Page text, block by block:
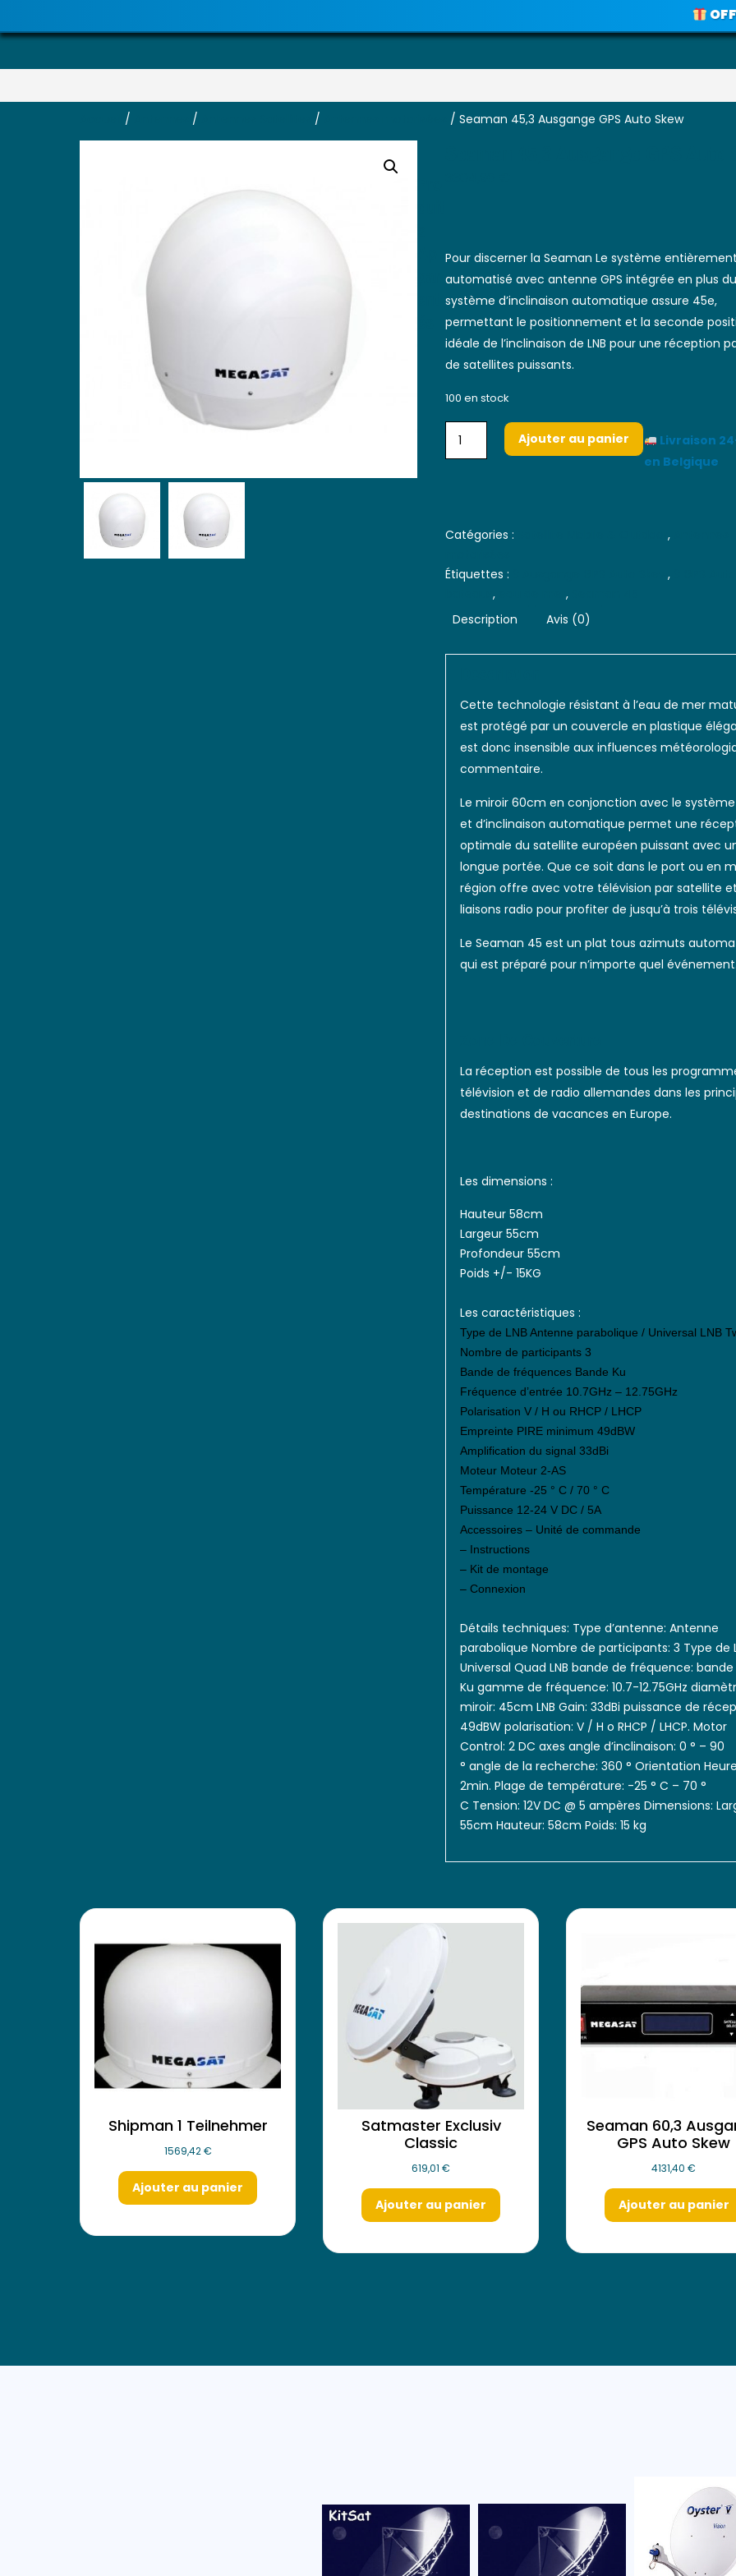
OFFRE
Voir les promos
/ / / / Seaman 45,3 Ausgange GPS Auto Skew
Pour discerner la Seaman Le système
automatisé avec antenne GPS intégrée en plus
système d’inclinaison automatique assure 45e,
permettant le positionnement et la seconde
idéale de l’inclinaison de LNB pour une réception
de satellites puissants.
100 en stock
Ajouter au panier
Livraison
en Belgique
Catégories : Satellite Mobile & Outdoor,
Étiquettes :
3 Ausgange GPS Auto Skew,
bateaux, eau de mer,
Description
Avis (0)
Cette technologie résistant à l’eau de mer
est protégé par un couvercle en plastique
est donc insensible aux influences
commentaire.
Le miroir 60cm en conjonction avec le système
et d’inclinaison automatique permet une
optimale du satellite européen puissant avec
longue portée.Que ce soit dans le port ou en
région offre avec votre télévision par satellite
liaisons radio pour profiter de jusqu’à trois
Le Seaman 45 est un plat tous azimuts
qui est préparé pour n’importe quel
La réception est possible de tous les
télévision et de radio allemandes dans les
destinations de vacances en Europe.
Les dimensions :
Hauteur 58cm
Largeur 55cm
Profondeur 55cm
Poids +/- 15KG
Les caractéristiques :
Type de LNB Antenne parabolique / Universal LNB
Nombre de participants 3
Bande de fréquences Bande Ku
Fréquence d’entrée 10.7GHz – 12.75GHz
Polarisation V / H ou RHCP / LHCP
Empreinte PIRE minimum 49dBW
Amplification du signal 33dBi
Moteur Moteur 2-AS
Température -25 ° C / 70 ° C
Puissance 12-24 V DC / 5A
Accessoires – Unité de commande
– Instructions
– Kit de montage
– Connexion
Détails techniques: Type d’antenne: Antenne
paraboliqueNombre de participants: 3 Type de
Universal Quad LNBbande de fréquence: bande
Kugamme de fréquence: 10.7-12.75GHz
miroir: 45cmLNB Gain: 33dBipuissance de
49dBWpolarisation: V / H o RHCP / LHCP.Motor
Control: 2 DC axesangle d’inclinaison: 0 ° – 90
°angle de la recherche: 360 °Orientation
2min.Plage de température: -25 ° C – 70 °
C Tension: 12V DC @ 5 ampèresDimensions:
55cmHauteur: 58cmPoids: 15 kg
Shipman 1 Teilnehmer
1569,42€
Ajouter au panier
Satmaster Exclusiv
Classic
619,01€
Ajouter au panier
Seaman 60,3
GPS Auto Skew
4131,40€
Ajouter au panier